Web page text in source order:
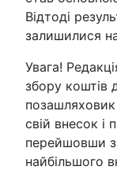
Відтоді
залишилися
Увага!
збору коштів
свій внесок і
перейшовши
найбільшого